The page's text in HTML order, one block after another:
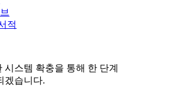
적
시스템 확충을 통해 한 단계
겠습니다.